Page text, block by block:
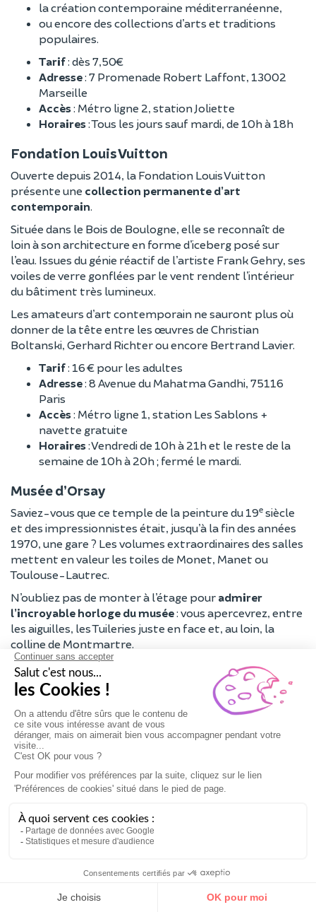
la création contemporaine méditerranéenne,
ou encore des collections d’arts et traditions
populaires.
Tarif: dès 7,50€
Adresse: 7 Promenade Robert Laffont, 13002
Marseille
Accès: Métro ligne 2, station Joliette
Horaires: Tous les jours sauf mardi, de 10h à 18h
Fondation Louis Vuitton
Ouverte depuis 2014, la Fondation Louis Vuitton
présente une collection permanente d’art
contemporain.
Située dans le Bois de Boulogne, elle se reconnaît de
loin à son architecture en forme d’iceberg posé sur
l’eau. Issues du génie réactif de l’artiste Frank Gehry, ses
voiles de verre gonflées par le vent rendent l’intérieur
du bâtiment très lumineux.
Les amateurs d’art contemporain ne sauront plus où
donner de la tête entre les œuvres de Christian
Boltanski, Gerhard Richter ou encore Bertrand Lavier.
Tarif: 16 € pour les adultes
Adresse: 8 Avenue du Mahatma Gandhi, 75116
Paris
Accès: Métro ligne 1, station Les Sablons +
navette gratuite
Horaires: Vendredi de 10h à 21h et le reste de la
semaine de 10h à 20h ; fermé le mardi.
Musée d’Orsay
Saviez-vous que ce temple de la peinture du 19e siècle
et des impressionnistes était, jusqu’à la fin des années
1970, une gare ? Les volumes extraordinaires des salles
mettent en valeur les toiles de Monet, Manet ou
Toulouse-Lautrec.
N’oubliez pas de monter à l’étage pour admirer
l’incroyable horloge du musée: vous apercevrez, entre
les aiguilles, les Tuileries juste en face et, au loin, la
colline de Montmartre.
Tarif
Adresse: 1 Rue de la Légion d'Honneur, 75007
Paris
Accès: RER C, station Musée d'Orsay
Horaires: Tous les jours sauf lundi, de 9h30 à 18h
(nocturne le jeudi jusqu’à 21h45)
Cathédrale de Chartres
La Cathédrale de Chartres fait partie des monuments
de l’architecture gothique les mieux conservés, avec ses
dallages, ses vitraux et ses sculptures.
Elle date du début du XIIIᵌ siècle et accueille une
Sa façade ouest vaut le détour, avec ses deux tours, ses